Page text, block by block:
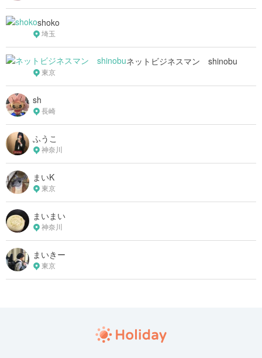
shoko
埼玉
ネットビジネスマン shinobu
東京
sh
長崎
ふうこ
神奈川
まいK
東京
まいまい
神奈川
まいきー
東京